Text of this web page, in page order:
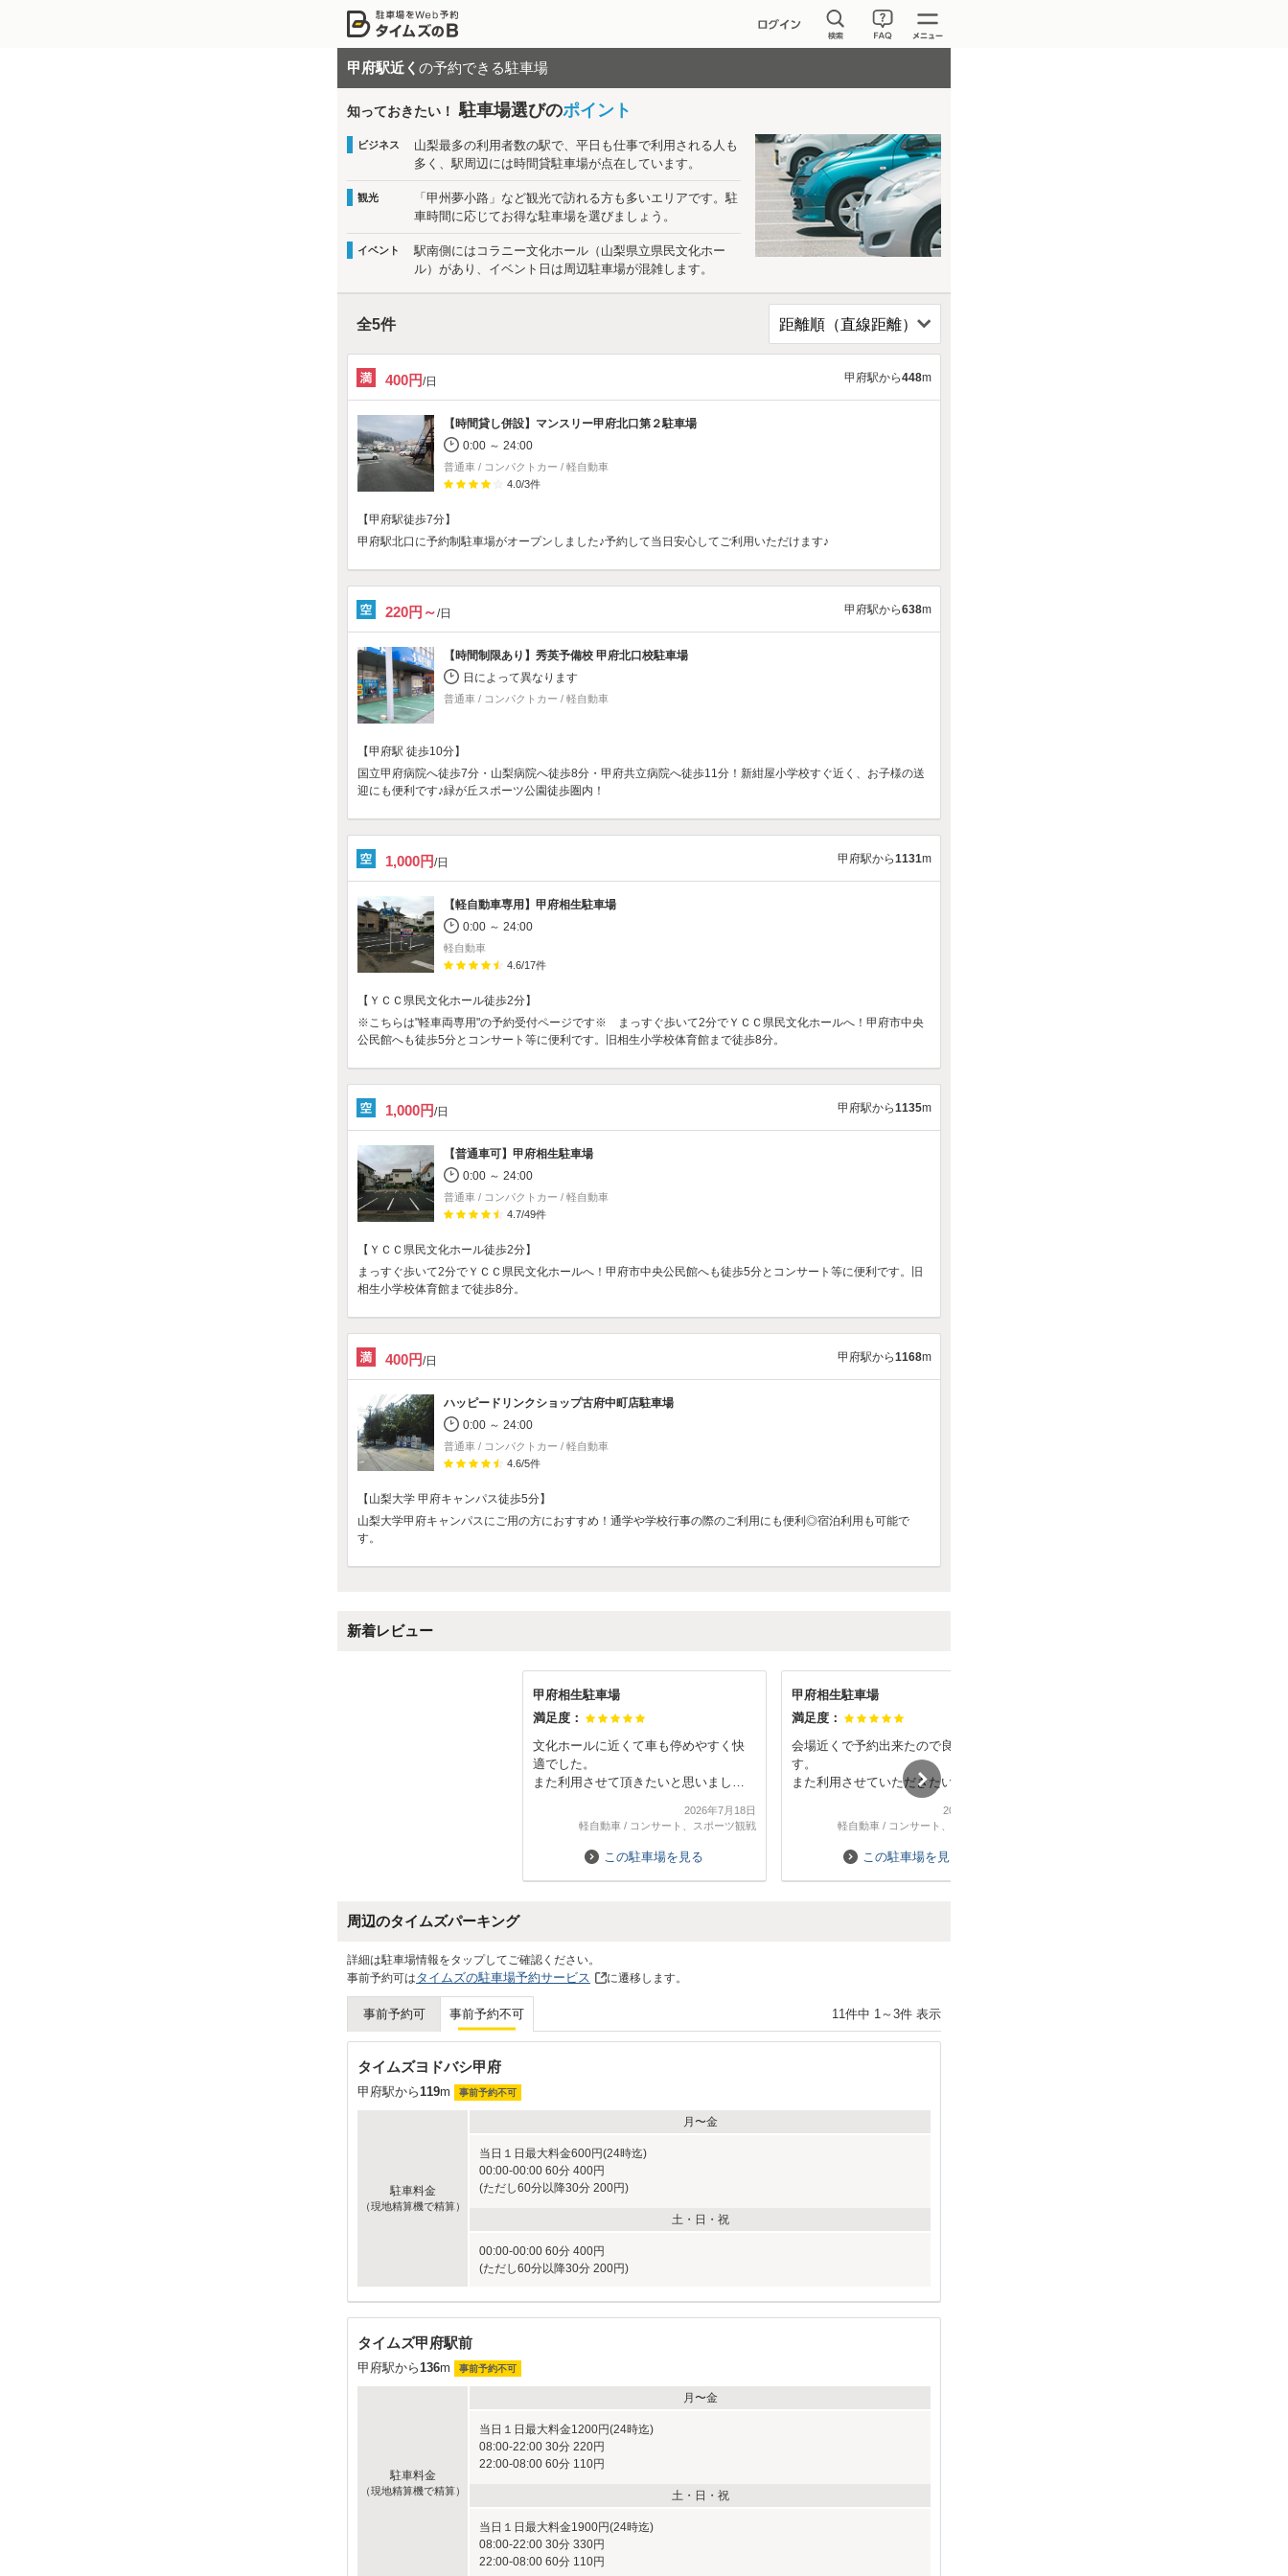
甲府駅近く の予約できる駐車場
知っておきたい！ 駐車場選びのポイント
ビジネス
山梨最多の利用者数の駅で、平日も仕事で利用される人も
多く、駅周辺には時間貸駐車場が点在しています。
観光
「甲州夢小路」など観光で訪れる方も多いエリアです。駐
車時間に応じてお得な駐車場を選びましょう。
イベント
駅南側にはコラニー文化ホール（山梨県立県民文化ホー
ル）があり、イベント日は周辺駐車場が混雑します。
全5件
400円/日 甲府駅から448m
【時間貸し併設】 マンスリー甲府北口第２駐車場
0:00 ～ 24:00
普通車 / コンパクトカー / 軽自動車
4.0/3件
【甲府駅徒歩7分】
甲府駅北口に予約制駐車場がオープンしました♪予約して当日安心してご利用いただけます♪
220円～/日 甲府駅から638m
【時間制限あり】 秀英予備校 甲府北口校駐車場
日によって異なります
普通車 / コンパクトカー / 軽自動車
【甲府駅 徒歩10分】
国立甲府病院へ徒歩7分・山梨病院へ徒歩8分・甲府共立病院へ徒歩11分！新紺屋小学校すぐ近く、お子様の送
迎にも便利です♪緑が丘スポーツ公園徒歩圏内！
1,000円/日 甲府駅から1131m
【軽自動車専用】 甲府相生駐車場
0:00 ～ 24:00
軽自動車
4.6/17件
【ＹＣＣ県民文化ホール徒歩2分】
※こちらは"軽車両専用"の予約受付ページです※ まっすぐ歩いて2分でＹＣＣ県民文化ホールへ！甲府市中央
公民館へも徒歩5分とコンサート等に便利です。旧相生小学校体育館まで徒歩8分。
1,000円/日 甲府駅から1135m
【普通車可】 甲府相生駐車場
0:00 ～ 24:00
普通車 / コンパクトカー / 軽自動車
4.7/49件
【ＹＣＣ県民文化ホール徒歩2分】
まっすぐ歩いて2分でＹＣＣ県民文化ホールへ！甲府市中央公民館へも徒歩5分とコンサート等に便利です。旧
相生小学校体育館まで徒歩8分。
400円/日 甲府駅から1168m
ハッピードリンクショップ古府中町店駐車場
0:00 ～ 24:00
普通車 / コンパクトカー / 軽自動車
4.6/5件
【山梨大学 甲府キャンパス徒歩5分】
山梨大学甲府キャンパスにご用の方におすすめ！通学や学校行事の際のご利用にも便利◎宿泊利用も可能で
す。
新着レビュー
甲府相生駐車場
満足度：
文化ホールに近くて車も停めやすく快
適でした。
また利用させて頂きたいと思いまし
2026年7月18日
軽自動車/ コンサート、スポーツ観戦
この駐車場を見る
甲府相生駐車場
満足度：
会場近くで予約出来たので良かったで
す。
また利用させていただきたいです。
2026年7月11日
軽自動車/ コンサート、スポーツ観戦
この駐車場を見る
周辺のタイムズパーキング
詳細は駐車場情報をタップしてご確認ください。
事前予約可はタイムズの駐車場予約サービス に遷移します。
事前予約可 事前予約不可 11件中 1 ～ 3件 表示
タイムズヨドバシ甲府
甲府駅から119m 事前予約不可
駐車料金
（現地精算機で精算）
月〜金
当日１日最大料金600円(24時迄)
00:00-00:00 60分 400円
(ただし60分以降30分 200円)
土・日・祝
00:00-00:00 60分 400円
(ただし60分以降30分 200円)
タイムズ甲府駅前
甲府駅から136m 事前予約不可
駐車料金
（現地精算機で精算）
月〜金
当日１日最大料金1200円(24時迄)
08:00-22:00 30分 220円
22:00-08:00 60分 110円
土・日・祝
当日１日最大料金1900円(24時迄)
08:00-22:00 30分 330円
22:00-08:00 60分 110円